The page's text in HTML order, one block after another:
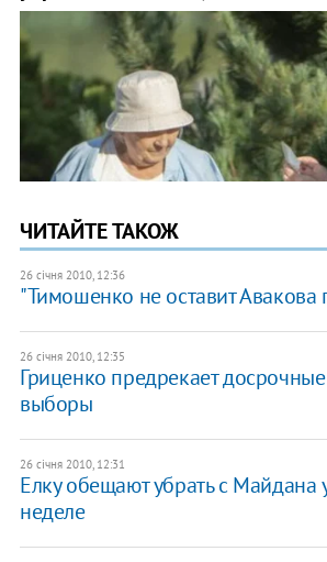
ЧИТАЙТЕ ТАКОЖ
26 січня 2010, 12:36
"Тимошенко не оставит Авакова
26 січня 2010, 12:35
Гриценко предрекает
выборы
26 січня 2010, 12:31
Елку обещают убрать с Майдана
неделе